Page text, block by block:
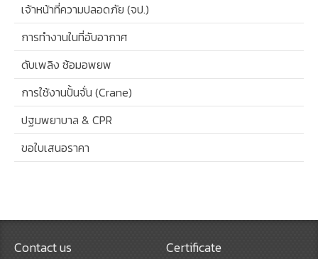
เจ้าหน้าที่ความปลอดภัย (จป.)
การทำงานในที่อับอากาศ
ดับเพลิง ซ้อมอพยพ
การใช้งานปั้นจั่น (Crane)
ปฐมพยาบาล & CPR
ขอใบเสนอราคา
Contact us Certificate